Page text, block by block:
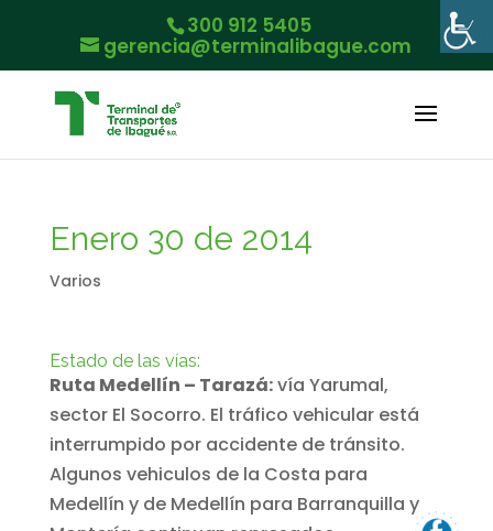
300 912 5405
gerencia@terminalibague.com
Enero 30 de 2014
Varios
Estado de las vías:
Ruta Medellín – Tarazá:vía Yarumal,
sector El Socorro. El tráfico vehicular está
interrumpido por accidente de tránsito.
Algunos vehiculos de la Costa para
Medellín y de Medellín para Barranquilla y